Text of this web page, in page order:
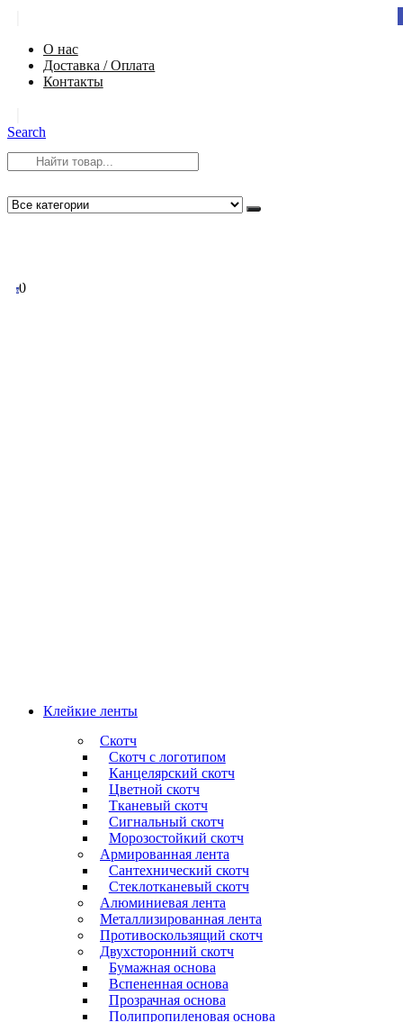
О нас
Доставка / Оплата
Контакты
Search
00
Клейкие ленты
Скотч
Скотч с логотипом
Канцелярский скотч
Цветной скотч
Тканевый скотч
Сигнальный скотч
Морозостойкий скотч
Армированная лента
Сантехнический скотч
Стеклотканевый скотч
Алюминиевая лента
Металлизированная лента
Противоскользящий скотч
Двухсторонний скотч
Бумажная основа
Вспененная основа
Прозрачная основа
Полипропиленовая основа